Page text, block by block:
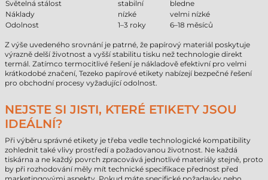
Světelná stálost
stabilní
bledne
Náklady
nízké
velmi nízké
Odolnost
1–3 roky 6–18 měsíců
Z výše uvedeného srovnání je patrné, že papírový materiál poskytuje
výrazně delší životnost a vyšší stabilitu tisku než technologie direkt
termál. Zatímco termocitlivé řešení je nákladově efektivní pro velmi
krátkodobé značení, Tezeko papírové etikety nabízejí bezpečné řešení
pro obchodní procesy vyžadující odolnost.
NEJSTE SI JISTI, KTERÉ ETIKETY JSOU
IDEÁLNÍ?
Při výběru správné etikety je třeba vedle technologické kompatibility
zohlednit také vlivy prostředí a požadovanou životnost. Ne každá
tiskárna a ne každý povrch zpracovává jednotlivé materiály stejně, proto
by při rozhodování měly mít technické specifikace přednost před